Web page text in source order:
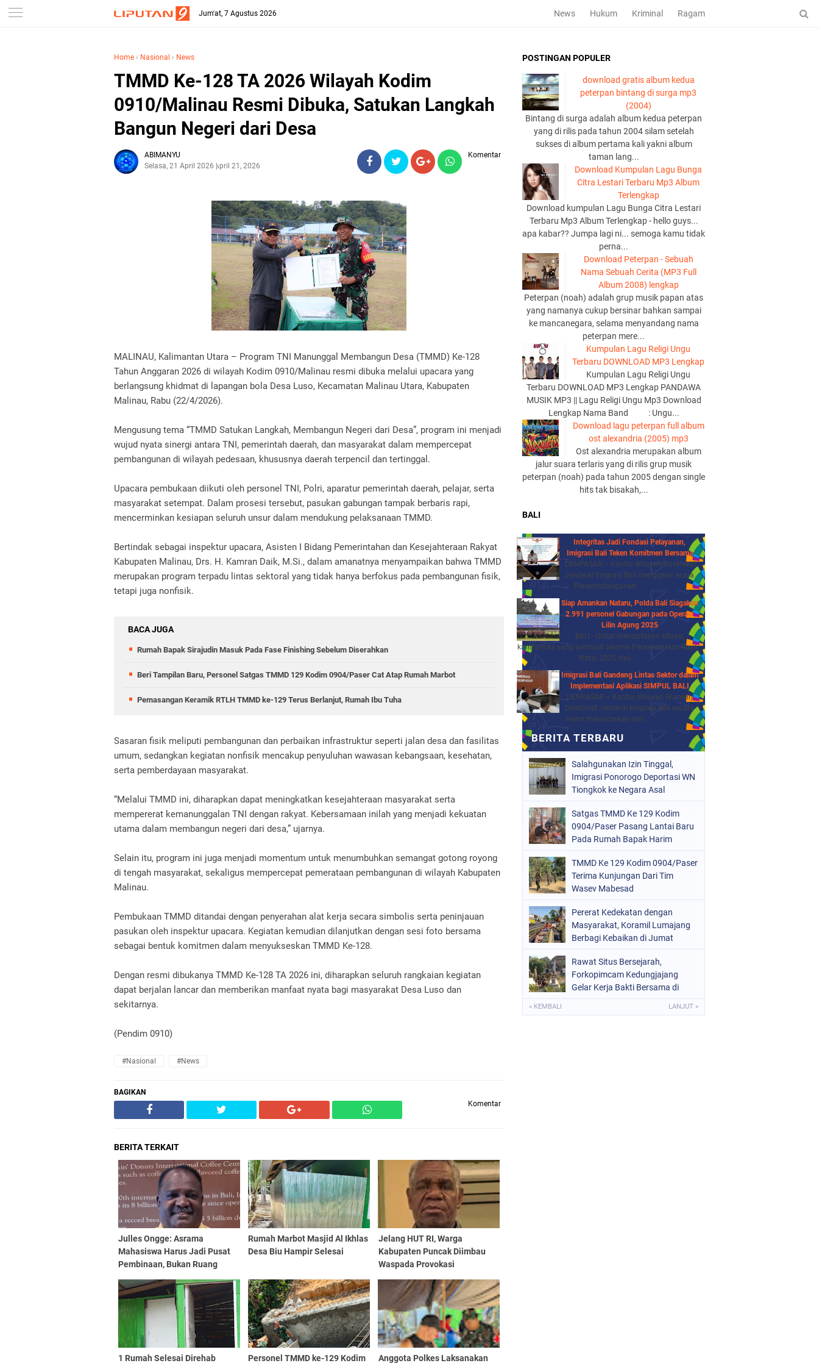
Jum'at, 7 Agustus 2026 News Hukum Kriminal Ragam
Home › Nasional › News
TMMD Ke-128 TA 2026 Wilayah Kodim
0910/Malinau Resmi Dibuka, Satukan Langkah
Bangun Negeri dari Desa
ABIMANYU
Selasa, 21 April 2026 April 21, 2026
Komentar
MALINAU, Kalimantan Utara – Program TNI Manunggal Membangun Desa (TMMD) Ke-128
Tahun Anggaran 2026 di wilayah Kodim 0910/Malinau resmi dibuka melalui upacara yang
berlangsung khidmat di lapangan bola Desa Luso, Kecamatan Malinau Utara, Kabupaten
Malinau, Rabu (22/4/2026).
Mengusung tema “TMMD Satukan Langkah, Membangun Negeri dari Desa”, program ini menjadi
wujud nyata sinergi antara TNI, pemerintah daerah, dan masyarakat dalam mempercepat
pembangunan di wilayah pedesaan, khususnya daerah terpencil dan tertinggal.
Upacara pembukaan diikuti oleh personel TNI, Polri, aparatur pemerintah daerah, pelajar, serta
masyarakat setempat. Dalam prosesi tersebut, pasukan gabungan tampak berbaris rapi,
mencerminkan kesiapan seluruh unsur dalam mendukung pelaksanaan TMMD.
Bertindak sebagai inspektur upacara, Asisten I Bidang Pemerintahan dan Kesejahteraan Rakyat
Kabupaten Malinau, Drs. H. Kamran Daik, M.Si., dalam amanatnya menyampaikan bahwa TMMD
merupakan program terpadu lintas sektoral yang tidak hanya berfokus pada pembangunan fisik,
tetapi juga nonfisik.
BACA JUGA
Rumah Bapak Sirajudin Masuk Pada Fase Finishing Sebelum Diserahkan
Beri Tampilan Baru, Personel Satgas TMMD 129 Kodim 0904/Paser Cat Atap Rumah Marbot
Pemasangan Keramik RTLH TMMD ke-129 Terus Berlanjut, Rumah Ibu Tuha
Sasaran fisik meliputi pembangunan dan perbaikan infrastruktur seperti jalan desa dan fasilitas
umum, sedangkan kegiatan nonfisik mencakup penyuluhan wawasan kebangsaan, kesehatan,
serta pemberdayaan masyarakat.
“Melalui TMMD ini, diharapkan dapat meningkatkan kesejahteraan masyarakat serta
mempererat kemanunggalan TNI dengan rakyat. Kebersamaan inilah yang menjadi kekuatan
utama dalam membangun negeri dari desa,” ujarnya.
Selain itu, program ini juga menjadi momentum untuk menumbuhkan semangat gotong royong
di tengah masyarakat, sekaligus mempercepat pemerataan pembangunan di wilayah Kabupaten
Malinau.
Pembukaan TMMD ditandai dengan penyerahan alat kerja secara simbolis serta peninjauan
pasukan oleh inspektur upacara. Kegiatan kemudian dilanjutkan dengan sesi foto bersama
sebagai bentuk komitmen dalam menyukseskan TMMD Ke-128.
Dengan resmi dibukanya TMMD Ke-128 TA 2026 ini, diharapkan seluruh rangkaian kegiatan
dapat berjalan lancar dan memberikan manfaat nyata bagi masyarakat Desa Luso dan
sekitarnya.
(Pendim 0910)
#Nasional #News
BAGIKAN
Komentar
BERITA TERKAIT
Julles Ongge: Asrama
Mahasiswa Harus Jadi Pusat
Pembinaan, Bukan Ruang
Rumah Marbot Masjid Al Ikhlas
Desa Biu Hampir Selesai
Jelang HUT RI, Warga
Kabupaten Puncak Diimbau
Waspada Provokasi
1 Rumah Selesai Direhab Personel TMMD ke-129 Kodim Anggota Polkes Laksanakan
POSTINGAN POPULER
download gratis album kedua
peterpan bintang di surga mp3
(2004)
Bintang di surga adalah album kedua peterpan
yang di rilis pada tahun 2004 silam setelah
sukses di album pertama kali yakni album
taman lang...
Download Kumpulan Lagu Bunga
Citra Lestari Terbaru Mp3 Album
Terlengkap
Download kumpulan Lagu Bunga Citra Lestari
Terbaru Mp3 Album Terlengkap - hello guys...
apa kabar?? Jumpa lagi ni... semoga kamu tidak
perna...
Download Peterpan - Sebuah
Nama Sebuah Cerita (MP3 Full
Album 2008) lengkap
Peterpan (noah) adalah grup musik papan atas
yang namanya cukup bersinar bahkan sampai
ke mancanegara, selama menyandang nama
peterpan mere...
Kumpulan Lagu Religi Ungu
Terbaru DOWNLOAD MP3 Lengkap
Kumpulan Lagu Religi Ungu
Terbaru DOWNLOAD MP3 Lengkap PANDAWA
MUSIK MP3 || Lagu Religi Ungu Mp3 Download
Lengkap Nama Band : Ungu...
Download lagu peterpan full album
ost alexandria (2005) mp3
Ost alexandria merupakan album
jalur suara terlaris yang di rilis grup musik
peterpan (noah) pada tahun 2005 dengan single
hits tak bisakah,...
BALI
Integritas Jadi Fondasi Pelayanan,
Imigrasi Bali Teken Komitmen Bersama
DENPASAR – Kantor Wilayah Direktorat
Jenderal Imigrasi Bali menggelar acara
Penandatanganan...
Siap Amankan Nataru, Polda Bali Siagakan
2.991 personel Gabungan pada Operasi
Lilin Agung 2025
BALI - Untuk menciptakan situasi
kamtibmas yang kondusif selama Perayaan Hari Raya
Natal 2025 dan...
Imigrasi Bali Gandeng Lintas Sektor dalam
Implementasi Aplikasi SIMPUL BALI
DENPASAR – Kantor Wilayah (Kanwil)
Direktorat Jenderal Imigrasi Bali secara
resmi meluncurkan dan...
Salahgunakan Izin Tinggal,
Imigrasi Ponorogo Deportasi WN
Tiongkok ke Negara Asal
Satgas TMMD Ke 129 Kodim
0904/Paser Pasang Lantai Baru
Pada Rumah Bapak Harim
TMMD Ke 129 Kodim 0904/Paser
Terima Kunjungan Dari Tim
Wasev Mabesad
Pererat Kedekatan dengan
Masyarakat, Koramil Lumajang
Berbagi Kebaikan di Jumat
Rawat Situs Bersejarah,
Forkopimcam Kedungjajang
Gelar Kerja Bakti Bersama di
« KEMBALI LANJUT »